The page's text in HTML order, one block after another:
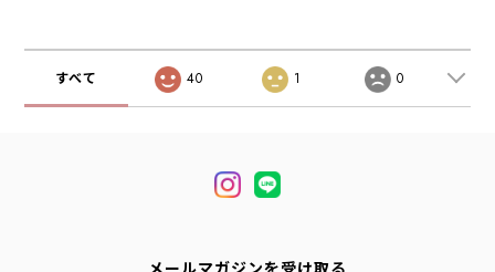
すべて 40 1 0